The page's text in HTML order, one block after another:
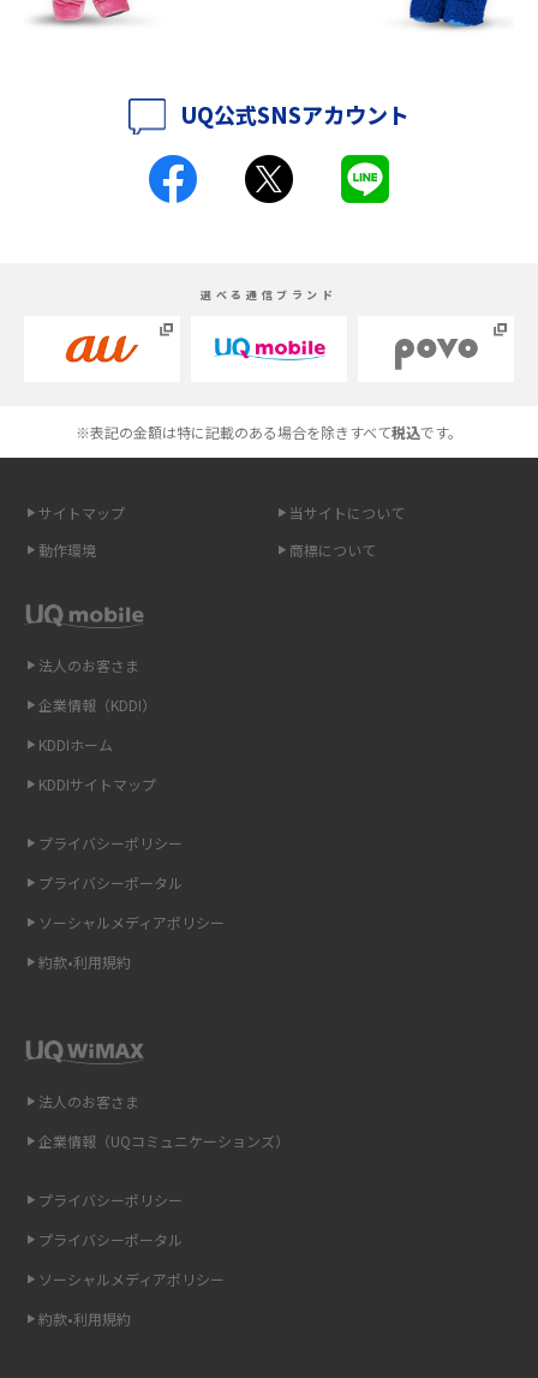
iPhone 16とiPhone 15の違いは？カメラ・スペック・機能を徹底比較
iPhoneの機種変更のやり方は？事前準備・手順やデータ移行方法をわかり
Androidスマホとは？特徴やメリット・デメリット、おススメ機種を紹介
高校生にスマホ制限は必要？所持率やメリット・デメリットを詳しく紹介
トを解説
スマホや携帯端末の通信速度制限とは？回避のコツや解除のタイミング・
LINEの通知がこない時の原因と対処法9選！設定の確認手順も解説
スマホのウィジェットとは？iPhone・Androidの設定方法やおススメを紹
リプライ機能とは？LINE、X（旧Twitter）、Instagram、TikTokで送る方法
インスタのDMの送り方は？便利機能の使い方や注意点をわかりやすく解説
Bluetooth®とは？Wi-Fiとの違いやスマホ・PCとの接続方法を解説
紹介
方法を詳しく解説
UQ公式SNSアカウント
選べる通信ブランド
※表記の金額は特に記載のある場合を除きすべて税込です。
サイトマップ
当サイトについて
動作環境
商標について
法人のお客さま
企業情報（KDDI）
KDDIホーム
KDDIサイトマップ
プライバシーポリシー
プライバシーポータル
ソーシャルメディアポリシー
約款•利用規約
法人のお客さま
企業情報（UQコミュニケーションズ）
プライバシーポリシー
プライバシーポータル
ソーシャルメディアポリシー
約款•利用規約